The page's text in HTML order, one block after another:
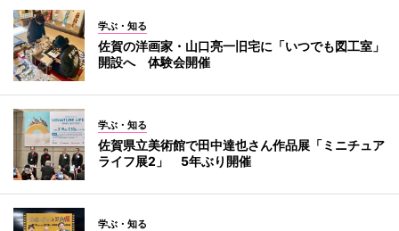
学ぶ・知る
佐賀の洋画家・山口亮一旧宅に「いつでも図工室」
開設へ 体験会開催
学ぶ・知る
佐賀県立美術館で田中達也さん作品展「ミニチュア
ライフ展2」 5年ぶり開催
学ぶ・知る